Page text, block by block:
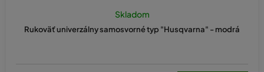
Rukoväť univerzálny samosvorné typ "Husqvarna" - modrá
Skladom